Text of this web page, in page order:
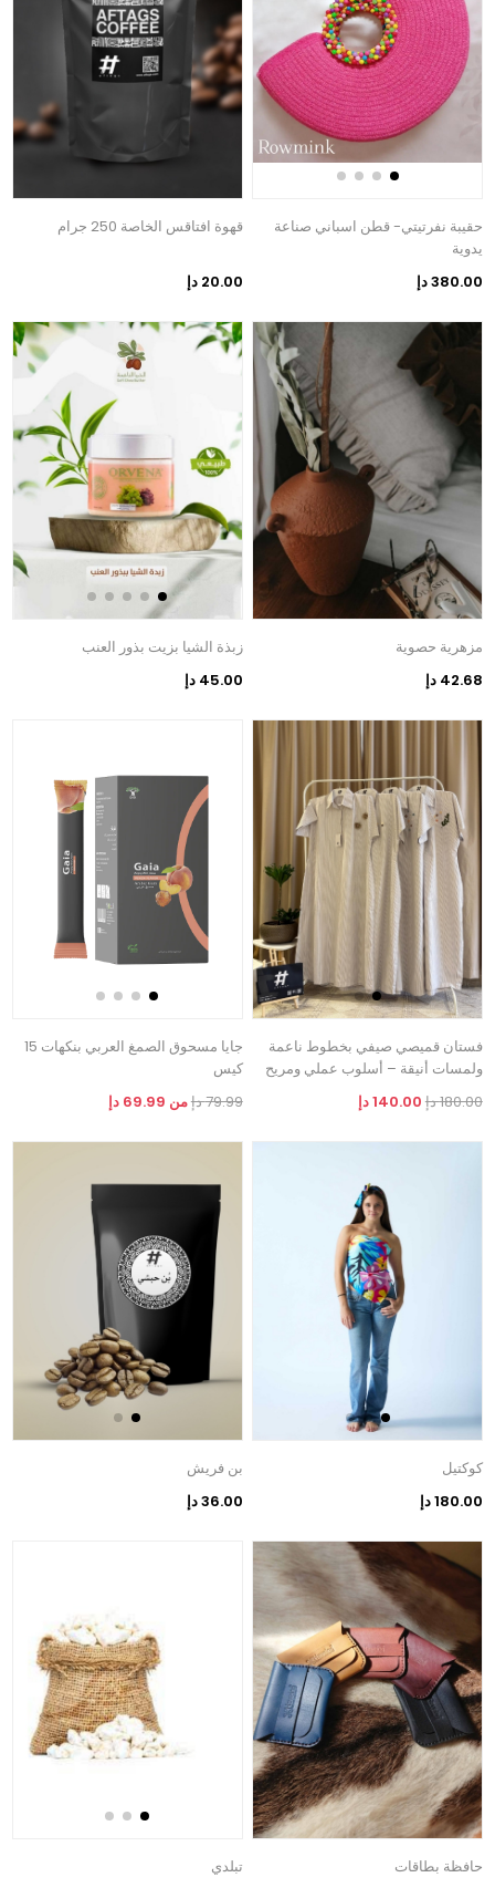
حقيبة نفرتيتي- قطن اسباني صناعة
يدوية
380.00 دإ
قهوة افتاقس الخاصة 250 جرام
20.00 دإ
مزهرية حصوية
42.68 دإ
زبذة الشيا بزيت بذور العنب
45.00 دإ
فستان قميصي صيفي بخطوط ناعمة
ولمسات أنيقة – أسلوب عملي ومريح
180.00 دإ
140.00 دإ
جايا مسحوق الصمغ العربي بنكهات 15
كيس
79.99 دإ
من 69.99 دإ
كوكتيل
180.00 دإ
بن فريش
36.00 دإ
حافظة بطاقات
تبلدي